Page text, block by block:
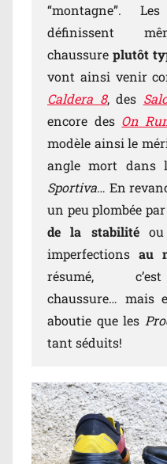
“montagne”.
définissent
chaussure plutôt
vont ainsi venir
Caldera 8, des
encore des On
modèle ainsi le
angle mort dans
Sportiva… En
un peu plombée
de la stabilité
imperfections au
résumé,
chaussure… mais
aboutie que les
tant séduits!